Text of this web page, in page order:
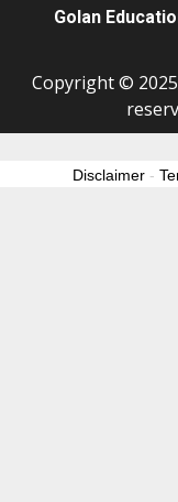
Golan
Copyright ©
Disclaimer-